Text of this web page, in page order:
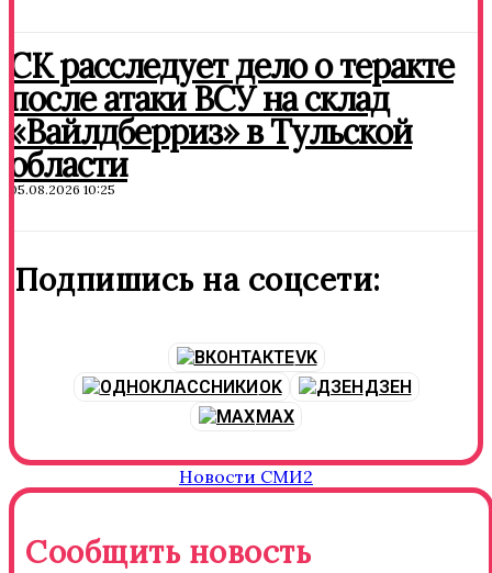
СК расследует дело о теракте
после атаки ВСУ на склад
«Вайлдберриз» в Тульской
области
05.08.2026 10:25
Подпишись на соцсети:
VK
OK
ДЗЕН
MAX
Новости СМИ2
Сообщить новость